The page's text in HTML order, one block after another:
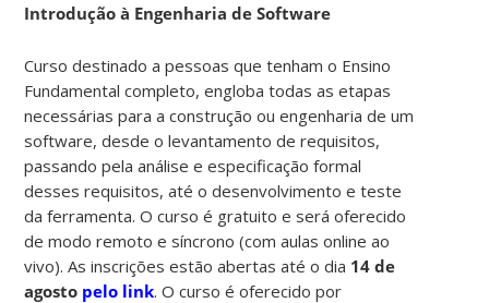
Introdução à Engenharia de Software
Curso destinado a pessoas que tenham o Ensino
Fundamental completo, engloba todas as etapas
necessárias para a construção ou engenharia de um
software, desde o levantamento de requisitos,
passando pela análise e especificação formal
desses requisitos, até o desenvolvimento e teste
da ferramenta. O curso é gratuito e será oferecido
de modo remoto e síncrono (com aulas online ao
vivo). As inscrições estão abertas até o dia 14 de
agosto pelo link. O curso é oferecido por